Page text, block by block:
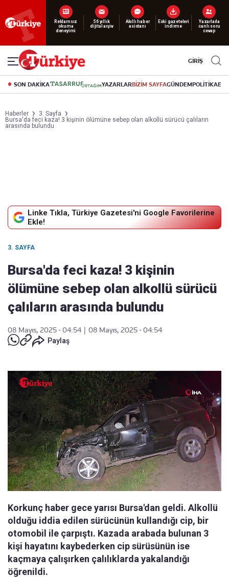
Yeni nesil dijital
abonelik 19 TL’den başlayan fiyatlarla.
GİRİŞ
SON DAKİKA YAZARLARBİZİM SAYFAGÜNDEMPOLİTİKA
Haberler
3. Sayfa
Bursa'da feci kaza! 3 kişinin ölümüne sebep olan alkollü sürücü çalıların
arasında bulundu
Linke Tıkla, Türkiye Gazetesi'ni Google Favorilerine
Ekle!
3. SAYFA
Bursa'da feci kaza! 3 kişinin
ölümüne sebep olan alkollü sürücü
çalıların arasında bulundu
08 Mayıs, 2025 - 04:54
08 Mayıs, 2025 - 04:54
Paylaş
Korkunç haber gece yarısı Bursa'dan geldi. Alkollü
olduğu iddia edilen sürücünün kullandığı cip, bir
otomobil ile çarpıştı. Kazada arabada bulunan 3
kişi hayatını kaybederken cip sürüsünün ise
kaçmaya çalışırken çalılıklarda yakalandığı
öğrenildi.